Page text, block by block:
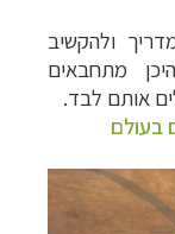
ולהקשיב
מתחבאים
אותם לבד.
בעולם